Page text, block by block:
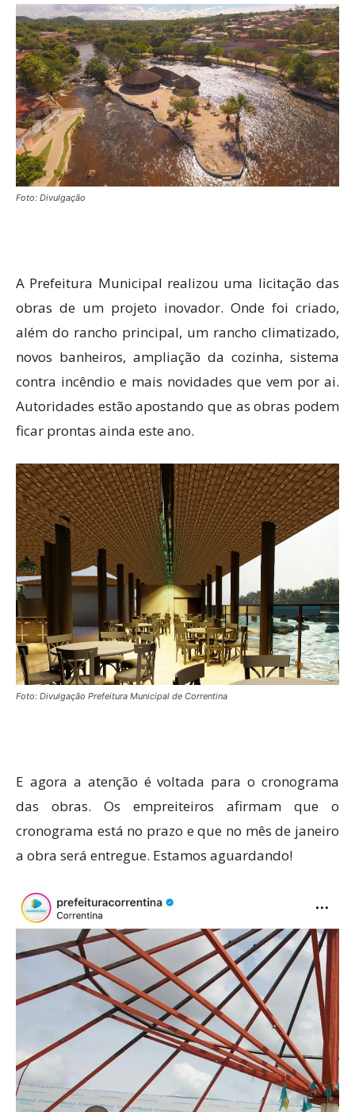
Foto: Divulgação
A Prefeitura Municipal realizou uma licitação das
obras de um projeto inovador. Onde foi criado,
além do rancho principal, um rancho climatizado,
novos banheiros, ampliação da cozinha, sistema
contra incêndio e mais novidades que vem por ai.
Autoridades estão apostando que as obras podem
ficar prontas ainda este ano.
Foto: Divulgação Prefeitura Municipal de Correntina
E agora a atenção é voltada para o cronograma
das obras. Os empreiteiros afirmam que o
cronograma está no prazo e que no mês de janeiro
a obra será entregue. Estamos aguardando!